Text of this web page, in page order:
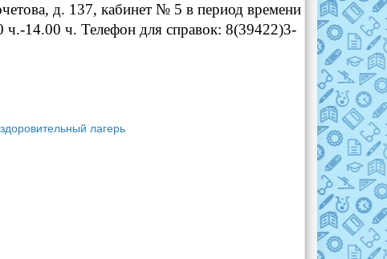
д. 137, кабинет № 5 в период времени
14.00 ч. Телефон для справок: 8(39422)3-
лагерь­­­­­­­­­­­­­­